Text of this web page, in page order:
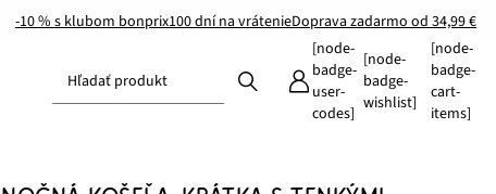
-10 % s klubom bonprix100 dní na vrátenieDoprava zadarmo od 34,99 €
Hľadať produkt
[node-
badge-
user-
codes]
[node-
badge-
wishlist]
[node-
badge-
cart-
items]